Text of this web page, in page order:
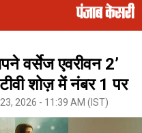
वर्सेज एवरीवन 2’
शोज़ में नंबर 1 पर
2026 - 11:39 AM (IST)